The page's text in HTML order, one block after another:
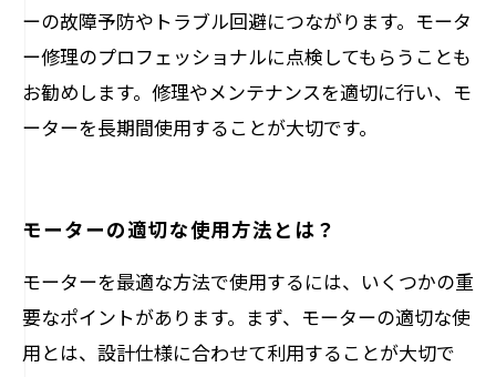
ーの故障予防やトラブル回避につながります。モータ
ー修理のプロフェッショナルに点検してもらうことも
お勧めします。修理やメンテナンスを適切に行い、モ
ーターを長期間使用することが大切です。
モーターの適切な使用方法とは？
モーターを最適な方法で使用するには、いくつかの重
要なポイントがあります。まず、モーターの適切な使
用とは、設計仕様に合わせて利用することが大切で